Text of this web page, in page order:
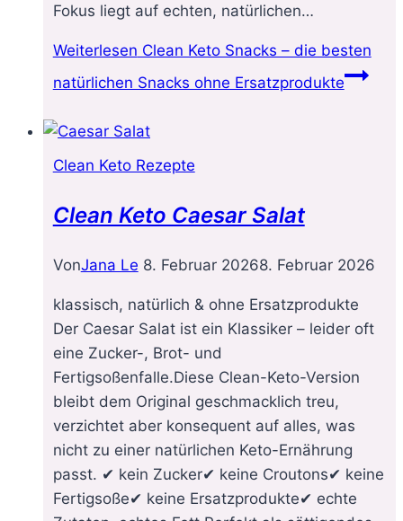
Fokus liegt auf echten, natürlichen…
Weiterlesen Clean Keto Snacks – die besten
natürlichen Snacks ohne Ersatzprodukte
Clean Keto Rezepte
Clean Keto Caesar Salat
VonJana Le 8. Februar 20268. Februar 2026
klassisch, natürlich & ohne Ersatzprodukte
Der Caesar Salat ist ein Klassiker – leider oft
eine Zucker-, Brot- und
Fertigsoßenfalle.Diese Clean-Keto-Version
bleibt dem Original geschmacklich treu,
verzichtet aber konsequent auf alles, was
nicht zu einer natürlichen Keto-Ernährung
passt. ✔ kein Zucker✔ keine Croutons✔ keine
Fertigsoße✔ keine Ersatzprodukte✔ echte